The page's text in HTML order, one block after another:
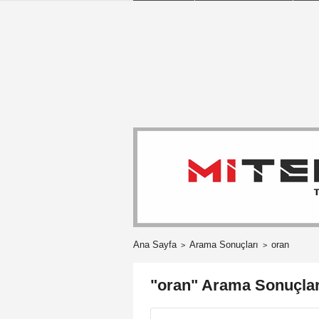
Ana Sayfa Arama Sonuçları oran
"oran" Arama